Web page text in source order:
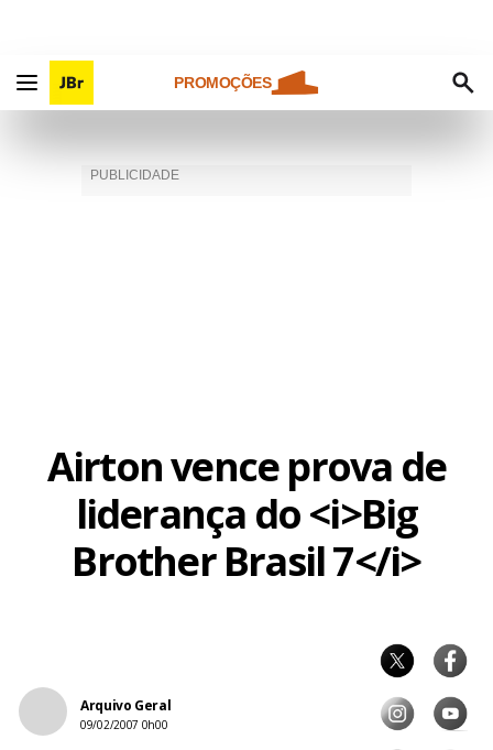
PROMOÇÕES
Airton vence prova de
liderança do <i>Big
Brother Brasil 7</i>
Arquivo Geral
09/02/2007 0h00